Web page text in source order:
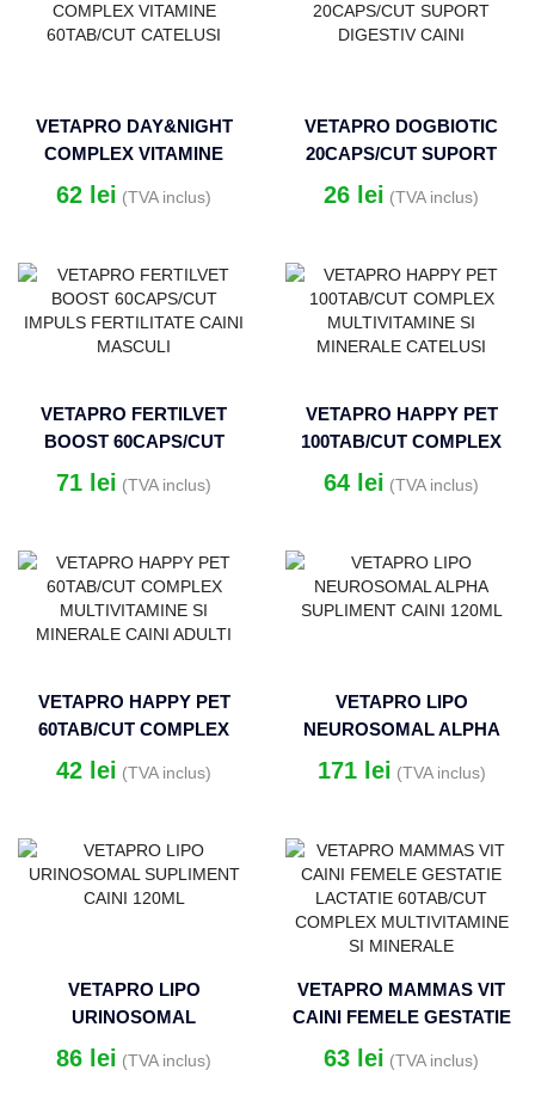
VETAPRO DAY&NIGHT
COMPLEX VITAMINE
60TAB/CUT CATELUSI
62 lei (TVA inclus)
VETAPRO DOGBIOTIC
20CAPS/CUT SUPORT
DIGESTIV CAINI
26 lei (TVA inclus)
VETAPRO FERTILVET
BOOST 60CAPS/CUT
IMPULS FERTILITATE
CAINI MASCULI
71 lei (TVA inclus)
VETAPRO HAPPY PET
100TAB/CUT COMPLEX
MULTIVITAMINE SI
MINERALE CATELUSI
64 lei (TVA inclus)
VETAPRO HAPPY PET
60TAB/CUT COMPLEX
MULTIVITAMINE SI
MINERALE CAINI ADULTI
42 lei (TVA inclus)
VETAPRO LIPO
NEUROSOMAL ALPHA
SUPLIMENT CAINI 120ML
171 lei (TVA inclus)
VETAPRO LIPO
URINOSOMAL
SUPLIMENT CAINI 120ML
86 lei (TVA inclus)
VETAPRO MAMMAS VIT
CAINI FEMELE GESTATIE
LACTATIE 60TAB/CUT
COMPLEX
63 lei (TVA inclus)